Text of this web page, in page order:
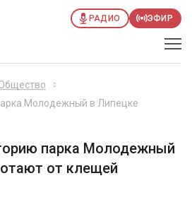
РАДИО ЭФИР
Молодежный в Липецке
парка Молодежный
от клещей